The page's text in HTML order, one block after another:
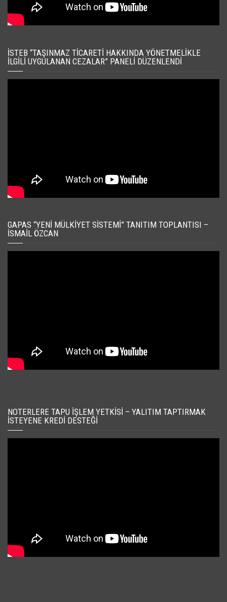
İSTEB “TAŞINMAZ TICARETI HAKKINDA YÖNETMELIKLE
İLGILI UYGULANAN CEZALAR” PANELI DÜZENLENDI
GAPAS “YENI MÜLKIYET SISTEMI” TANITIM TOPLANTISI –
İSMAIL ÖZCAN
NOTERLERE TAPU İŞLEM YETKISI – YALITIM TAPTIRMAK
İSTEYENE KREDI DESTEĞI